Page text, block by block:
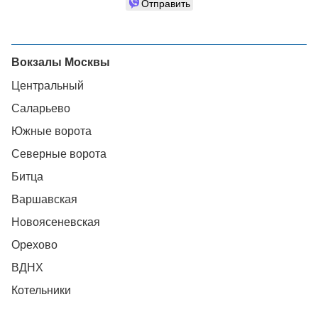
Отправить
Вокзалы Москвы
Центральный
Саларьево
Южные ворота
Северные ворота
Битца
Варшавская
Новоясеневская
Орехово
ВДНХ
Котельники